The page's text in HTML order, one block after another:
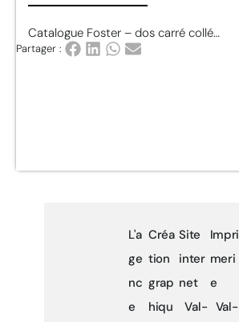
Catalogue Foster – dos carré collé…
Partager :
L'a
ge
nc
e
Créa
tion
grap
hiqu
Site
inter
net
Val-
Impri
meri
e
Val-